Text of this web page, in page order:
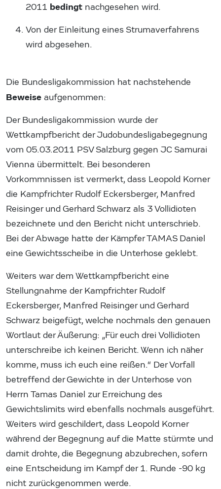
2011 bedingt nachgesehen wird.
Von der Einleitung eines Strumaverfahrens
wird abgesehen.
Die Bundesligakommission hat nachstehende
Beweise aufgenommen:
Der Bundesligakommission wurde der
Wettkampfbericht der Judobundesligabegegnung
vom 05.03.2011 PSV Salzburg gegen JC Samurai
Vienna übermittelt. Bei besonderen
Vorkommnissen ist vermerkt, dass Leopold Korner
die Kampfrichter Rudolf Eckersberger, Manfred
Reisinger und Gerhard Schwarz als 3 Vollidioten
bezeichnete und den Bericht nicht unterschrieb.
Bei der Abwage hatte der Kämpfer TAMAS Daniel
eine Gewichtsscheibe in die Unterhose geklebt.
Weiters war dem Wettkampfbericht eine
Stellungnahme der Kampfrichter Rudolf
Eckersberger, Manfred Reisinger und Gerhard
Schwarz beigefügt, welche nochmals den genauen
Wortlaut der Äußerung: „Für euch drei Vollidioten
unterschreibe ich keinen Bericht. Wenn ich näher
komme, muss ich euch eine reißen.“ Der Vorfall
betreffend der Gewichte in der Unterhose von
Herrn Tamas Daniel zur Erreichung des
Gewichtslimits wird ebenfalls nochmals ausgeführt.
Weiters wird geschildert, dass Leopold Korner
während der Begegnung auf die Matte stürmte und
damit drohte, die Begegnung abzubrechen, sofern
eine Entscheidung im Kampf der 1. Runde -90 kg
nicht zurückgenommen werde.